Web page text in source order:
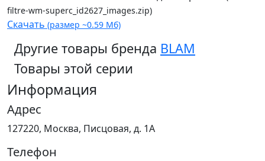
filtre-wm-superc_id2627_images.zip)
Скачать (размер ~0.59 Мб)
Другие товары бренда BLAM
Товары этой серии
Информация
Адрес
127220, Москва, Писцовая, д. 1А
Телефон